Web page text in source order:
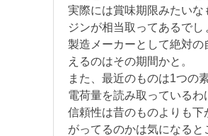
実際には賞味期限みたいな
ジンが相当取ってあるでし
製造メーカーとして絶対の
えるのはその期間かと。
また、最近のものは1つの
電荷量を読み取っているわ
信頼性は昔のものよりも下
がってるのかは気になると